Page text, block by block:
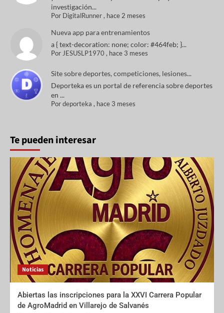
investigación...
Por DigitalRunner, hace 2 meses
Nueva app para entrenamientos
a { text-decoration: none; color: #464feb; }...
PorJESUSLP1970 , hace 3 meses
Site sobre deportes, competiciones, lesiones...
Deporteka es un portal de referencia sobre deportes
en ...
Pordeporteka , hace 3 meses
Te pueden interesar
Noticias
Abiertas las inscripciones para la XXVI Carrera Popular
de AgroMadrid en Villarejo de Salvanés